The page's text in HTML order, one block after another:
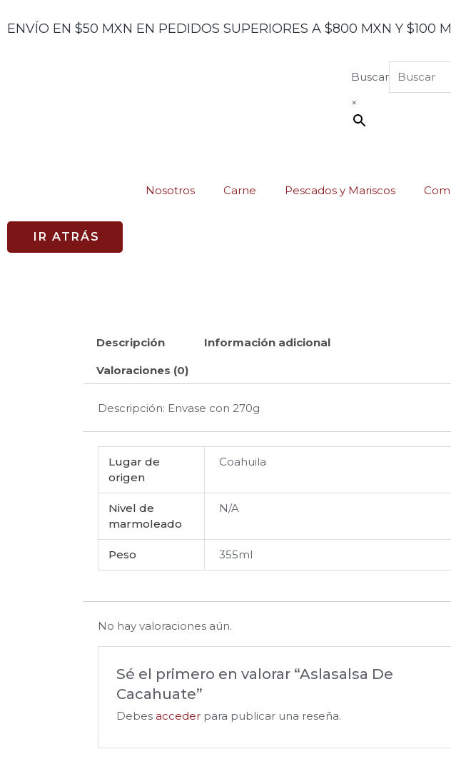
alENVÍO EN $50 MXN EN PEDIDOS SUPERIORES A $800 MXN Y $100
Buscar
×
Nosotros Carne Pescados y Mariscos
IR ATRÁS
Descripción Información adicional
Valoraciones (0)
Descripción: Envase con 270g
Lugar de
origen
Coahuila
Nivel de
marmoleado
N/A
Peso 355ml
No hay valoraciones aún.
Sé el primero en valorar “Aslasalsa De
Cacahuate”
Debes acceder para publicar una reseña.